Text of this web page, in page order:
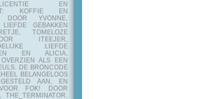
EN
KOFFIE EN
DOOR YVONNE,
GEBAKKEN
TOMELOZE
ITEEJER,
LIEFDE
EN ALICIA,
ALS EEN
DE BRONCODE
BELANGELOOS
GESTELD AAN, EN
FOK! DOOR
THE_TERMINATOR,